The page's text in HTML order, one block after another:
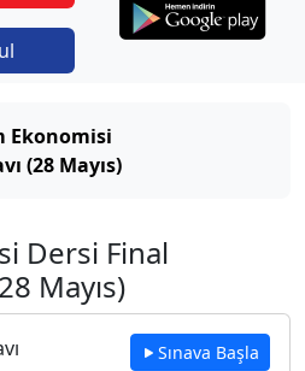
Ekonomisi
(28 Mayıs)
Dersi Final
Mayıs)
Sınava Başla